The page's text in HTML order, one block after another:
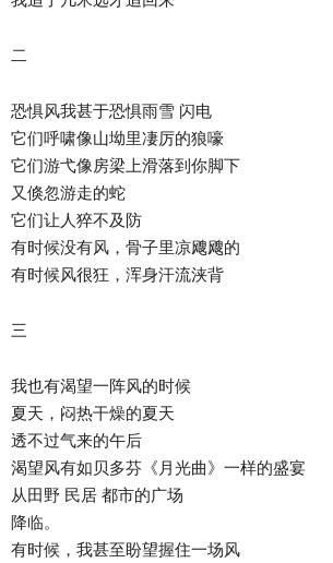
二
恐惧风我甚于恐惧雨雪 闪电
它们呼啸像山坳里凄厉的狼嚎
它们游弋像房梁上滑落到你脚下
又倏忽游走的蛇
它们让人猝不及防
有时候没有风，骨子里凉飕飕的
有时候风很狂，浑身汗流浃背
三
我也有渴望一阵风的时候
夏天，闷热干燥的夏天
透不过气来的午后
渴望风有如贝多芬《月光曲》一样的盛宴
从田野 民居 都市的广场
降临。
有时候，我甚至盼望握住一场风